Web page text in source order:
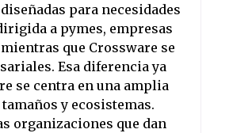
para necesidades
a pymes, empresas
que Crossware se
Esa diferencia ya
se centra en una amplia
y ecosistemas.
organizaciones que dan